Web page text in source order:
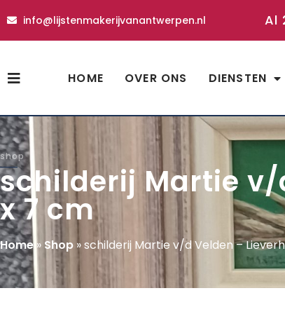
info@lijstenmakerijvanantwerpen.nl Al
HOME OVER ONS DIENSTEN
shop
schilderij Martie v/
x 7 cm
Home » Shop »schilderij Martie v/d Velden –